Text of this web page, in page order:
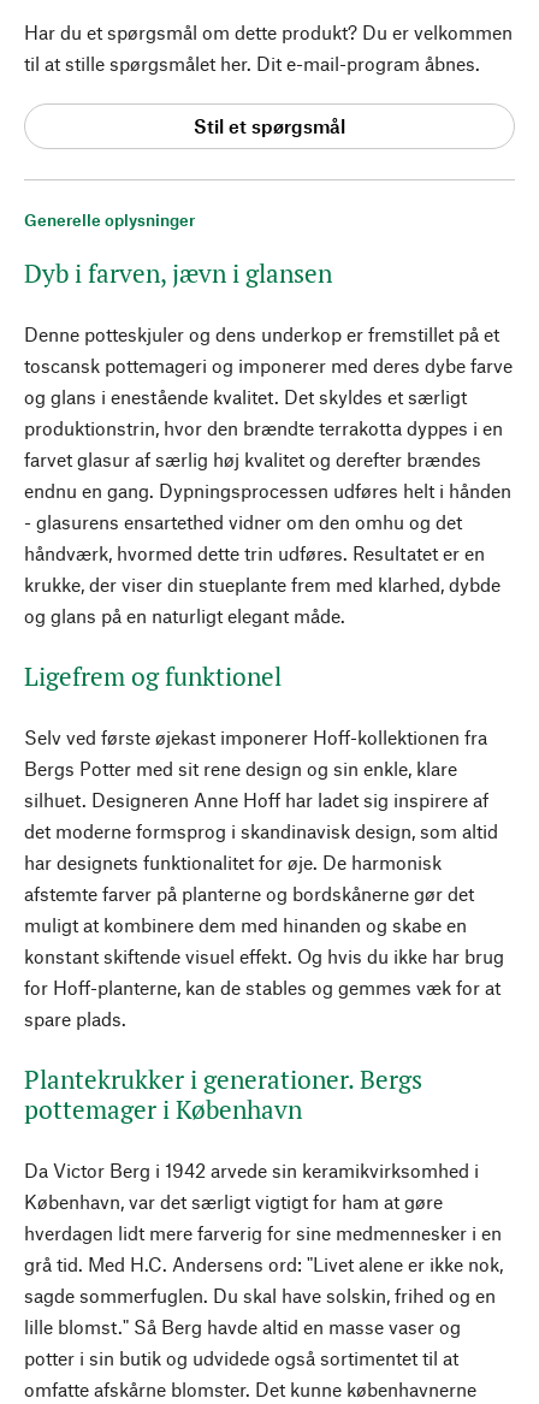
Generelle oplysninger
Dyb i farven, jævn i glansen
Denne potteskjuler og dens underkop er fremstillet på et
toscansk pottemageri og imponerer med deres dybe farve
og glans i enestående kvalitet. Det skyldes et særligt
produktionstrin, hvor den brændte terrakotta dyppes i en
farvet glasur af særlig høj kvalitet og derefter brændes
endnu en gang. Dypningsprocessen udføres helt i hånden
- glasurens ensartethed vidner om den omhu og det
håndværk, hvormed dette trin udføres. Resultatet er en
krukke, der viser din stueplante frem med klarhed, dybde
og glans på en naturligt elegant måde.
Ligefrem og funktionel
Selv ved første øjekast imponerer Hoff-kollektionen fra
Bergs Potter med sit rene design og sin enkle, klare
silhuet. Designeren Anne Hoff har ladet sig inspirere af
det moderne formsprog i skandinavisk design, som altid
har designets funktionalitet for øje. De harmonisk
afstemte farver på planterne og bordskånerne gør det
muligt at kombinere dem med hinanden og skabe en
konstant skiftende visuel effekt. Og hvis du ikke har brug
for Hoff-planterne, kan de stables og gemmes væk for at
spare plads.
Plantekrukker i generationer. Bergs
pottemager i København
Da Victor Berg i 1942 arvede sin keramikvirksomhed i
København, var det særligt vigtigt for ham at gøre
hverdagen lidt mere farverig for sine medmennesker i en
grå tid. Med H.C. Andersens ord: "Livet alene er ikke nok,
sagde sommerfuglen. Du skal have solskin, frihed og en
lille blomst." Så Berg havde altid en masse vaser og
potter i sin butik og udvidede også sortimentet til at
omfatte afskårne blomster. Det kunne københavnerne
Har du et spørgsmål om dette produkt? Du er velkommen
til at stille spørgsmålet her. Dit e-mail-program åbnes.
Stil et spørgsmål